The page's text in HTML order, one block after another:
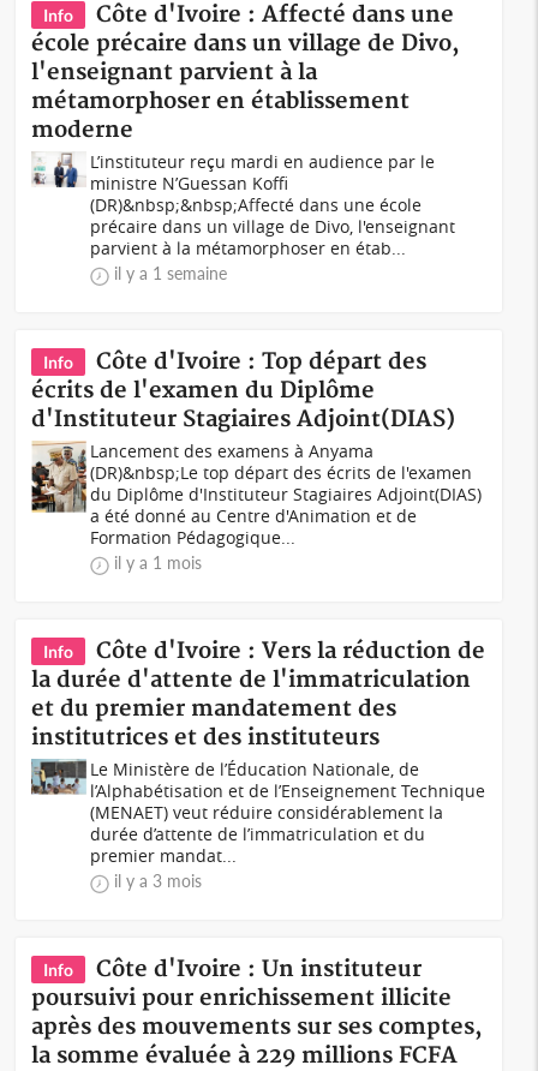
Info
Côte d'Ivoire : Affecté dans une
école précaire dans un village de Divo,
l'enseignant parvient à la
métamorphoser en établissement
moderne
L’instituteur reçu mardi en audience par le
ministre N’Guessan Koffi
(DR)&nbsp;&nbsp;Affecté dans une école
précaire dans un village de Divo, l'enseignant
parvient à la métamorphoser en étab...
il y a 1 semaine
Info
Côte d'Ivoire : Top départ des
écrits de l'examen du Diplôme
d'Instituteur Stagiaires Adjoint(DIAS)
Lancement des examens à Anyama
(DR)&nbsp;Le top départ des écrits de l'examen
du Diplôme d'Instituteur Stagiaires Adjoint(DIAS)
a été donné au Centre d'Animation et de
Formation Pédagogique...
il y a 1 mois
Info
Côte d'Ivoire : Vers la réduction de
la durée d'attente de l'immatriculation
et du premier mandatement des
institutrices et des instituteurs
Le Ministère de l’Éducation Nationale, de
l’Alphabétisation et de l’Enseignement Technique
(MENAET) veut réduire considérablement la
durée d’attente de l’immatriculation et du
premier mandat...
il y a 3 mois
Info
Côte d'Ivoire : Un instituteur
poursuivi pour enrichissement illicite
après des mouvements sur ses comptes,
la somme évaluée à 229 millions FCFA